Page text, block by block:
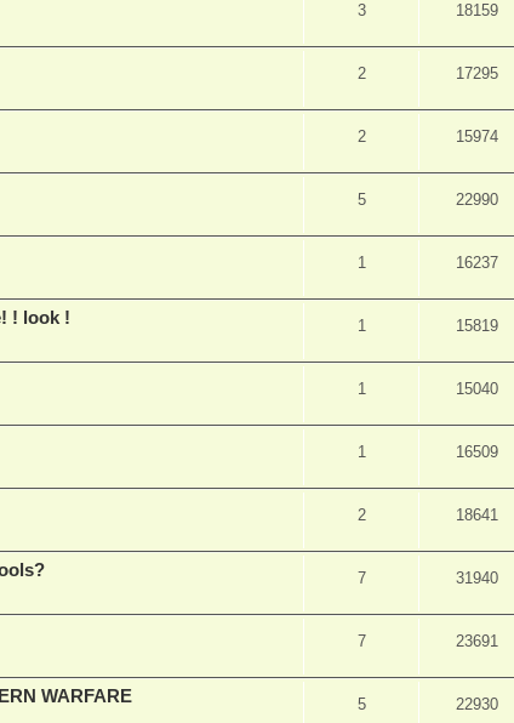
3 18159
2 17295
2 15974
5 22990
1 16237
! look ! 1 15819
1 15040
1 16509
2 18641
7 31940
7 23691
WARFARE 5 22930